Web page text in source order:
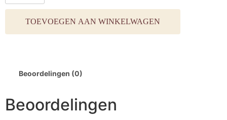
TOEVOEGEN AAN WINKELWAGEN
Beoordelingen (0)
Beoordelingen